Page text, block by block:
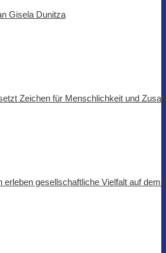
Gisela Dunitza
Zeichen für Menschlichkeit und
erleben gesellschaftliche Vielfalt auf dem